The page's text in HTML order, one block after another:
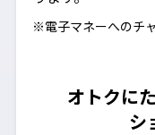
※電子マネーへのチ
オトクに
シ